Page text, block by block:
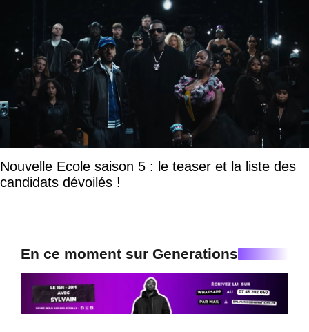
Nouvelle Ecole saison 5 : le teaser et la liste des
candidats dévoilés !
En ce moment sur Generations